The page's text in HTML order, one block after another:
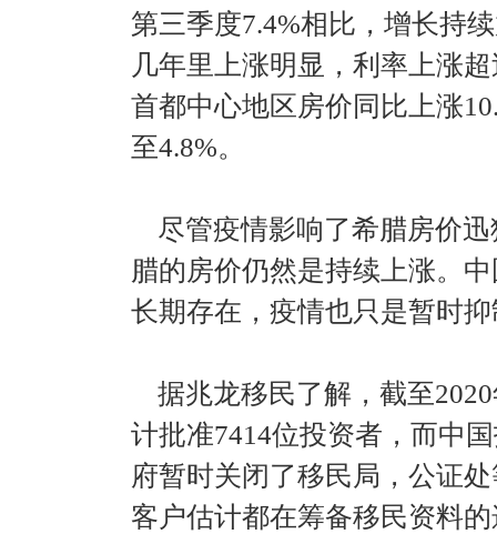
第三季度7.4%相比，增长持
几年里上涨明显，利率上涨
首都中心地区房价同比上涨
至4.8%。
尽管疫情影响了希腊房价
腊的房价仍然是持续上涨。
长期存在，疫情也只是暂时
据兆龙移民了解，截至
计批准7414位投资者，而中
府暂时关闭了移民局，公证
客户估计都在筹备移民资料